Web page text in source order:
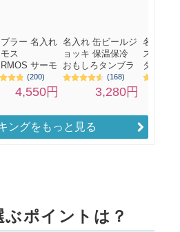
ングをもっと見る
ポイントは？